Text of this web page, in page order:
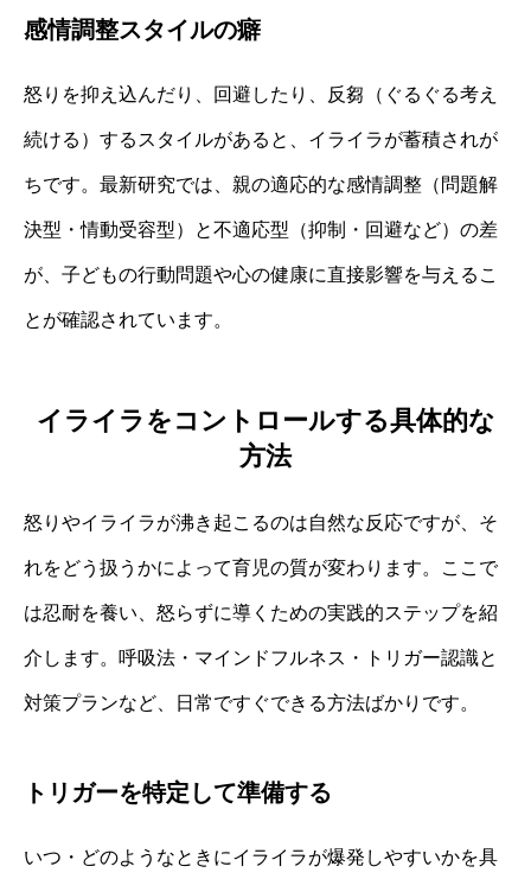
感情調整スタイルの癖
怒りを抑え込んだり、回避したり、反芻（ぐるぐる考え
続ける）するスタイルがあると、イライラが蓄積されが
ちです。最新研究では、親の適応的な感情調整（問題解
決型・情動受容型）と不適応型（抑制・回避など）の差
が、子どもの行動問題や心の健康に直接影響を与えるこ
とが確認されています。
イライラをコントロールする具体的な
方法
怒りやイライラが沸き起こるのは自然な反応ですが、そ
れをどう扱うかによって育児の質が変わります。ここで
は忍耐を養い、怒らずに導くための実践的ステップを紹
介します。呼吸法・マインドフルネス・トリガー認識と
対策プランなど、日常ですぐできる方法ばかりです。
トリガーを特定して準備する
いつ・どのようなときにイライラが爆発しやすいかを具